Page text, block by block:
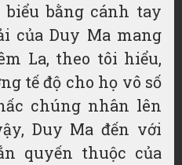
bằng cánh tay
của Duy Ma mang
La, theo tôi hiểu,
tế độ cho họ vô số
chúng nhân lên
Duy Ma đến với
quyến thuộc của